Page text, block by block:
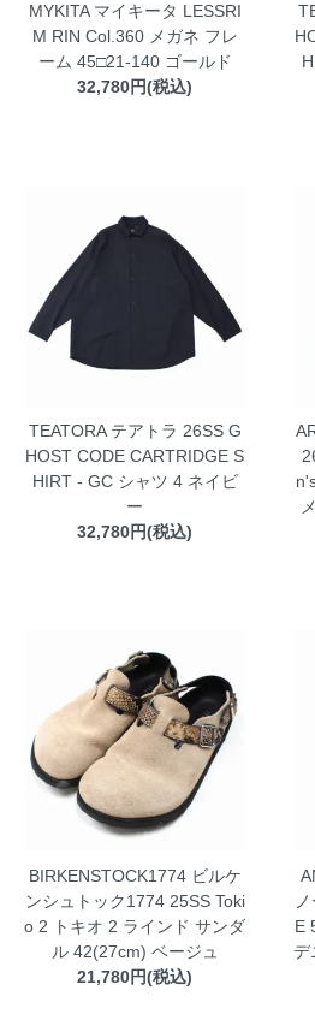
8月の営業に関するお知らせ 2023.7.28
期間限定10％OFFセール!!(終了しま
12/30～1/5 12:00までオンラインシ
夏季休業のお知らせ
MYKITA マイキータ LESSRI
M RIN Col.360 メガネ フレ
ーム 45□21-140 ゴールド
32,780円(税込)
TEATORA テアトラ 26SS G
HOST CODE CARTRIDGE S
HIRT - GC シャツ 4 ネイビ
ー
32,780円(税込)
BIRKENSTOCK1774 ビルケ
ンシュトック1774 25SS Toki
o 2 トキオ 2 ラインド サンダ
ル 42(27cm) ベージュ
21,780円(税込)
E
デ